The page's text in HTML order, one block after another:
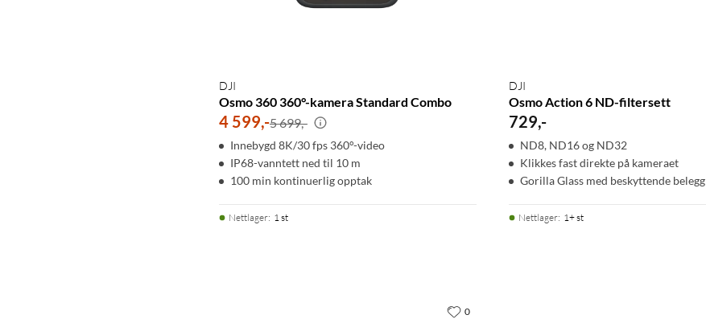
DJI
Osmo 360 360°-kamera Standard Combo
4 599,-5 699,-
Innebygd 8K/30 fps 360°-video
IP68-vanntett ned til 10 m
100 min kontinuerlig opptak
Nettlager: 1 st
DJI
Osmo Action 6 ND-filtersett
729,-
ND8, ND16 og ND32
Klikkes fast direkte på kameraet
Gorilla Glass med beskyttende belegg
Nettlager: 1+ st
0